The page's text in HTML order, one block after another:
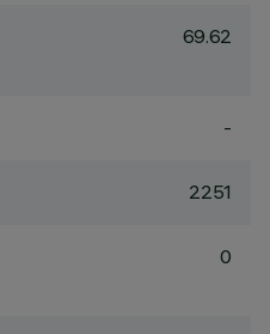
69.62
-
2251
0